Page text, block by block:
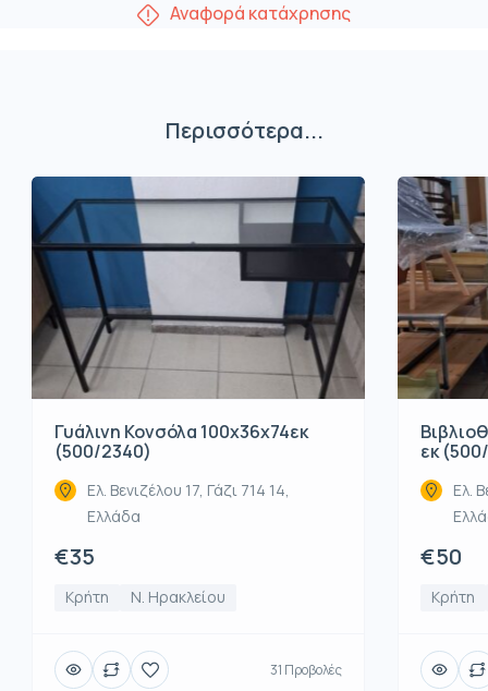
Αναφορά κατάχρησης
Περισσότερα...
Γυάλινη Κονσόλα 100x36x74εκ
(500/2340)
Ελ. Βενιζέλου 17, Γάζι 714 14,
Ελλάδα
€35
Κρήτη Ν. Ηρακλείου
31 Προβολές
εκ
Ελ.
€50
Κρήτη